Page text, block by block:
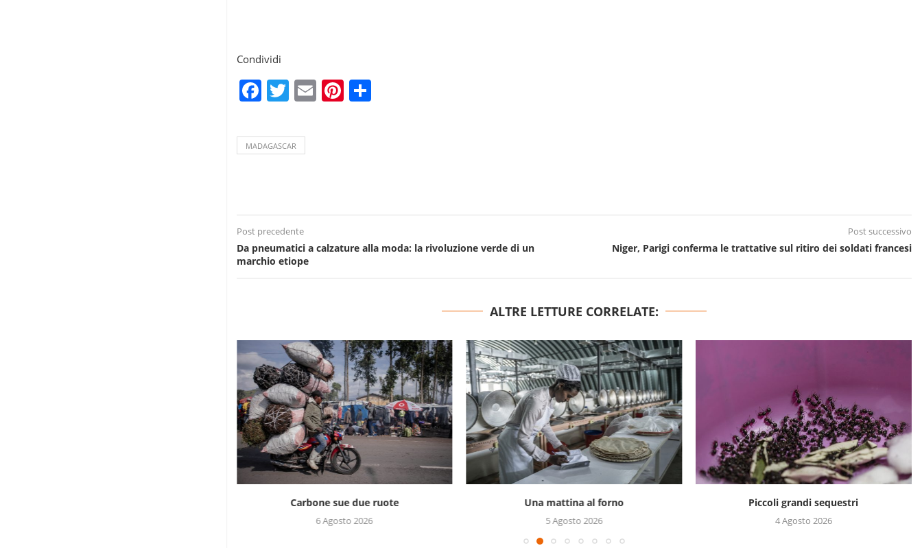
Condividi
Facebook
Twitter
EmailPinterest
MADAGASCAR
Post precedente
Da pneumatici a calzature alla moda: la rivoluzione verde di un
marchio etiope
Post successivo
Niger, Parigi conferma le trattative sul ritiro dei soldati francesi
ALTRE LETTURE CORRELATE:
Carbone sue due ruote
6 Agosto 2026
Una mattina al forno
5 Agosto 2026
Piccoli grandi sequestri
4 Agosto 2026